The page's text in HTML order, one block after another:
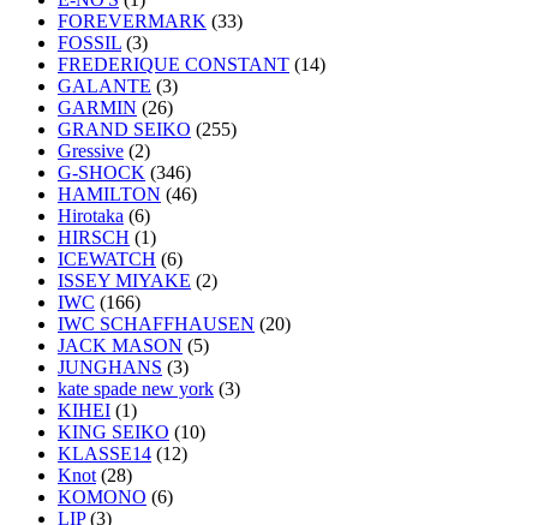
FOREVERMARK (33)
FOSSIL (3)
FREDERIQUE CONSTANT (14)
GALANTE (3)
GARMIN (26)
GRAND SEIKO (255)
Gressive (2)
G-SHOCK (346)
HAMILTON (46)
Hirotaka (6)
HIRSCH (1)
ICEWATCH (6)
ISSEY MIYAKE (2)
IWC (166)
IWC SCHAFFHAUSEN (20)
JACK MASON (5)
JUNGHANS (3)
kate spade new york (3)
KIHEI (1)
KING SEIKO (10)
KLASSE14 (12)
Knot (28)
KOMONO (6)
LIP(3)